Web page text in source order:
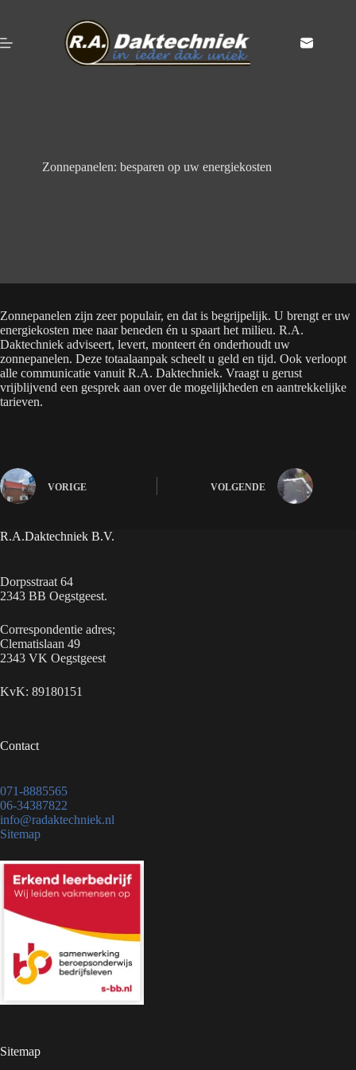
de
inhoud
Zonnepanelen: besparen op uw energiekosten
Zonnepanelen zijn zeer populair, en dat is begrijpelijk. U brengt er uw
energiekosten mee naar beneden én u spaart het milieu. R.A.
Daktechniek adviseert, levert, monteert én onderhoudt uw
zonnepanelen. Deze totaalaanpak scheelt u geld en tijd. Ook verloopt
alle communicatie vanuit R.A. Daktechniek. Vraagt u gerust
vrijblijvend een gesprek aan over de mogelijkheden en aantrekkelijke
tarieven.
VORIGE VOLGENDE
R.A.Daktechniek B.V.
Dorpsstraat 64
2343 BB Oegstgeest.
Correspondentie adres;
Clematislaan 49
2343 VK Oegstgeest
KvK: 89180151
Contact
071-8885565
06-34387822
info@radaktechniek.nl
Sitemap
Sitemap